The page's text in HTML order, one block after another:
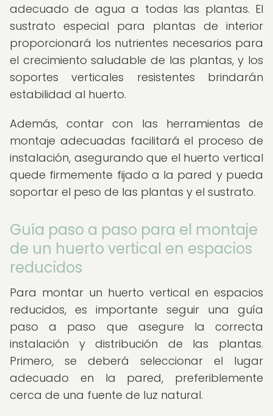
adecuado de agua a todas las plantas. El
sustrato especial para plantas de interior
proporcionará los nutrientes necesarios para
el crecimiento saludable de las plantas, y los
soportes verticales resistentes brindarán
estabilidad al huerto.
Además, contar con las herramientas de
montaje adecuadas facilitará el proceso de
instalación, asegurando que el huerto vertical
quede firmemente fijado a la pared y pueda
soportar el peso de las plantas y el sustrato.
Guía paso a paso para el montaje
de un huerto vertical en espacios
reducidos
Para montar un huerto vertical en espacios
reducidos, es importante seguir una guía
paso a paso que asegure la correcta
instalación y distribución de las plantas.
Primero, se deberá seleccionar el lugar
adecuado en la pared, preferiblemente
cerca de una fuente de luz natural.